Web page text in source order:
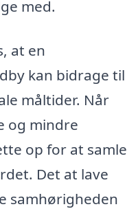
med.
at en
kan bidrage til
måltider. Når
og mindre
op for at samle
Det at lave
samhørigheden